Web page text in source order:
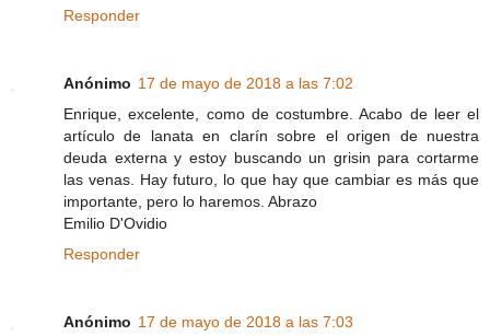
Responder
Anónimo 17 de mayo de 2018 a las 7:02
Enrique, excelente, como de costumbre. Acabo de leer el
artículo de lanata en clarín sobre el origen de nuestra
deuda externa y estoy buscando un grisin para cortarme
las venas. Hay futuro, lo que hay que cambiar es más que
importante, pero lo haremos. Abrazo
Emilio D'Ovidio
Responder
Anónimo 17 de mayo de 2018 a las 7:03